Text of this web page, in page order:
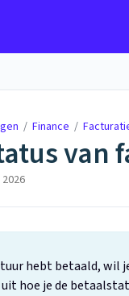
/ Finance /
van
hebt betaald, wil
hoe je de